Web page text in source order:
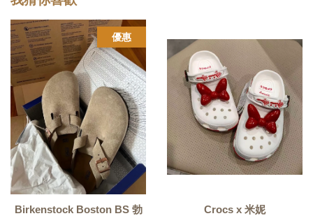
優惠
Birkenstock Boston BS 勃
Crocs x 米妮